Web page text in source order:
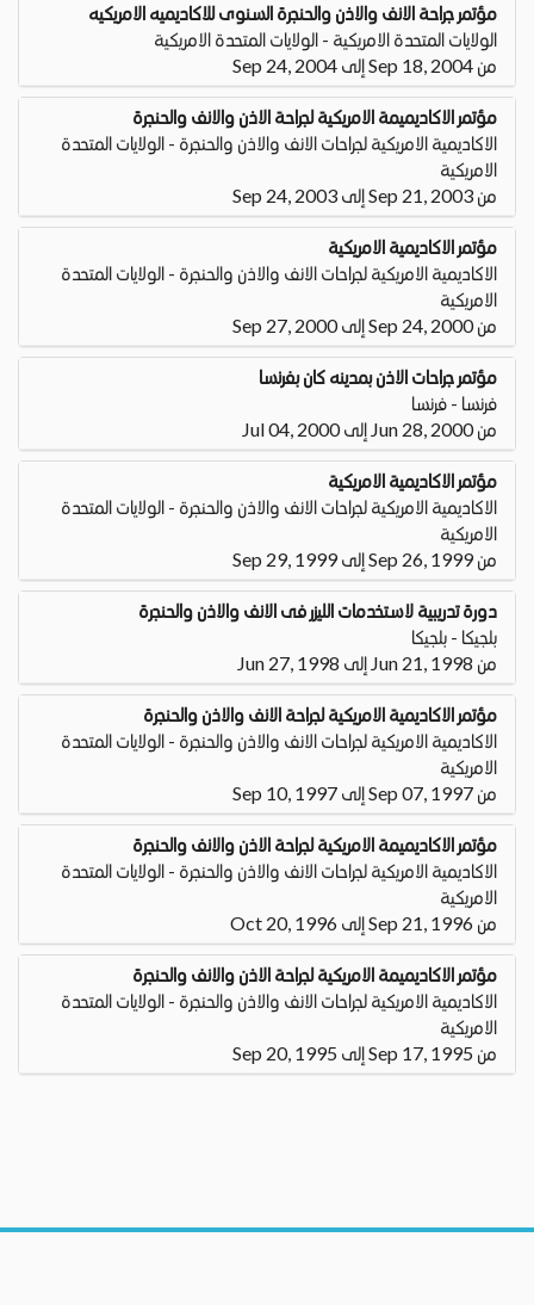
مؤتمر جراحة الانف والاذن والحنجرة السنوى للاكاديميه الامريكيه
الولايات المتحدة الامريكية - الولايات المتحدة الامريكية
من Sep 18, 2004 إلى Sep 24, 2004
مؤتمر الاكاديميمة الامريكية لجراحة الاذن والانف والحنجرة
الاكاديمية الامريكية لجراحات الانف والاذن والحنجرة - الولايات المتحدة
الامريكية
من Sep 21, 2003 إلى Sep 24, 2003
مؤتمر الاكاديمية الامريكية
الاكاديمية الامريكية لجراحات الانف والاذن والحنجرة - الولايات المتحدة
الامريكية
من Sep 24, 2000 إلى Sep 27, 2000
مؤتمر جراحات الاذن بمدينه كان بفرنسا
فرنسا - فرنسا
من Jun 28, 2000 إلى Jul 04, 2000
مؤتمر الاكاديمية الامريكية
الاكاديمية الامريكية لجراحات الانف والاذن والحنجرة - الولايات المتحدة
الامريكية
من Sep 26, 1999 إلى Sep 29, 1999
دورة تدريبية لاستخدمات الليزر فى الانف والاذن والحنجرة
بلجيكا - بلجيكا
من Jun 21, 1998 إلى Jun 27, 1998
مؤتمر الاكاديمية الامريكية لجراحة الانف والاذن والحنجرة
الاكاديمية الامريكية لجراحات الانف والاذن والحنجرة - الولايات المتحدة
الامريكية
من Sep 07, 1997 إلى Sep 10, 1997
مؤتمر الاكاديميمة الامريكية لجراحة الاذن والانف والحنجرة
الاكاديمية الامريكية لجراحات الانف والاذن والحنجرة - الولايات المتحدة
الامريكية
من Sep 21, 1996 إلى Oct 20, 1996
مؤتمر الاكاديميمة الامريكية لجراحة الاذن والانف والحنجرة
الاكاديمية الامريكية لجراحات الانف والاذن والحنجرة - الولايات المتحدة
الامريكية
من Sep 17, 1995 إلى Sep 20, 1995